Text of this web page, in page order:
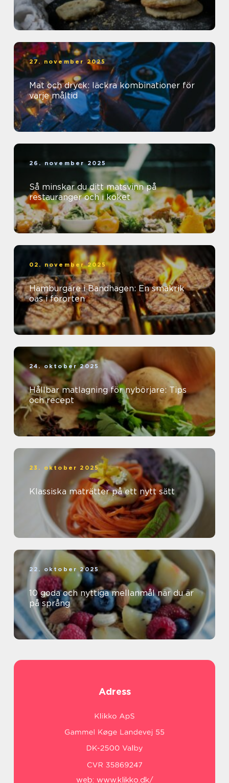
27. november 2025
Mat och dryck: läckra kombinationer för
varje måltid
26. november 2025
Så minskar du ditt matsvinn på
restauranger och i köket
02. november 2025
Hamburgare i Bandhagen: En smakrik
oas i förorten
24. oktober 2025
Hållbar matlagning för nybörjare: Tips
och recept
23. oktober 2025
Klassiska maträtter på ett nytt sätt
22. oktober 2025
10 goda och nyttiga mellanmål när du är
på språng
Adress
web: www.klikko.dk/